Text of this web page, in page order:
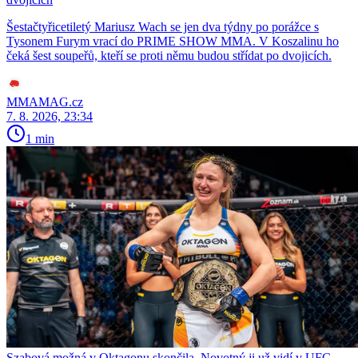
Šestačtyřicetiletý Mariusz Wach se jen dva týdny po porážce s
Tysonem Furym vrací do PRIME SHOW MMA. V Koszalinu ho
čeká šest soupeřů, kteří se proti němu budou střídat po dvojicích.
MMAMAG.cz
7. 8. 2026, 23:34
1 min